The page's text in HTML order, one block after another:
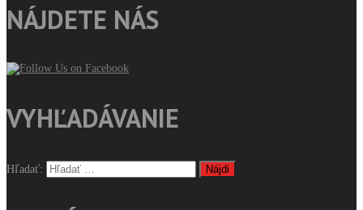
NÁJDETE NÁS
VYHĽADÁVANIE
Hľadať: